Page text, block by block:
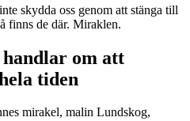
skydda oss genom att stänga till
finns de där. Miraklen.
om att
tiden